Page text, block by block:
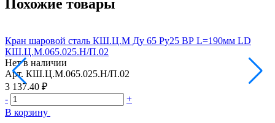
Похожие товары
Кран шаровой сталь КШ.Ц.М Ду 65 Ру25 ВР L=190мм LD
КШ.Ц.М.065.025.Н/П.02
Нет в наличии
Арт. КШ.Ц.М.065.025.Н/П.02
3 137.40 ₽
-
+
В корзину